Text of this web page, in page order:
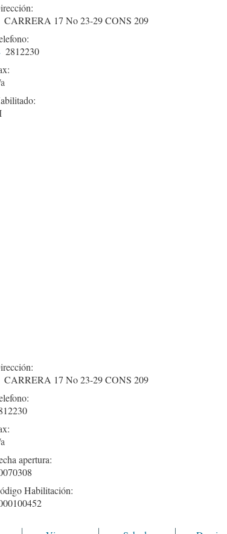
CARRERA 17 No 23-29 CONS 209
2812230
CARRERA 17 No 23-29 CONS 209
apertura:
Habilitación: